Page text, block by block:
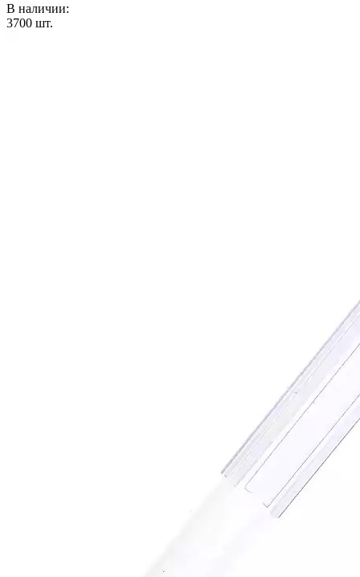
В наличии:
3700 шт.